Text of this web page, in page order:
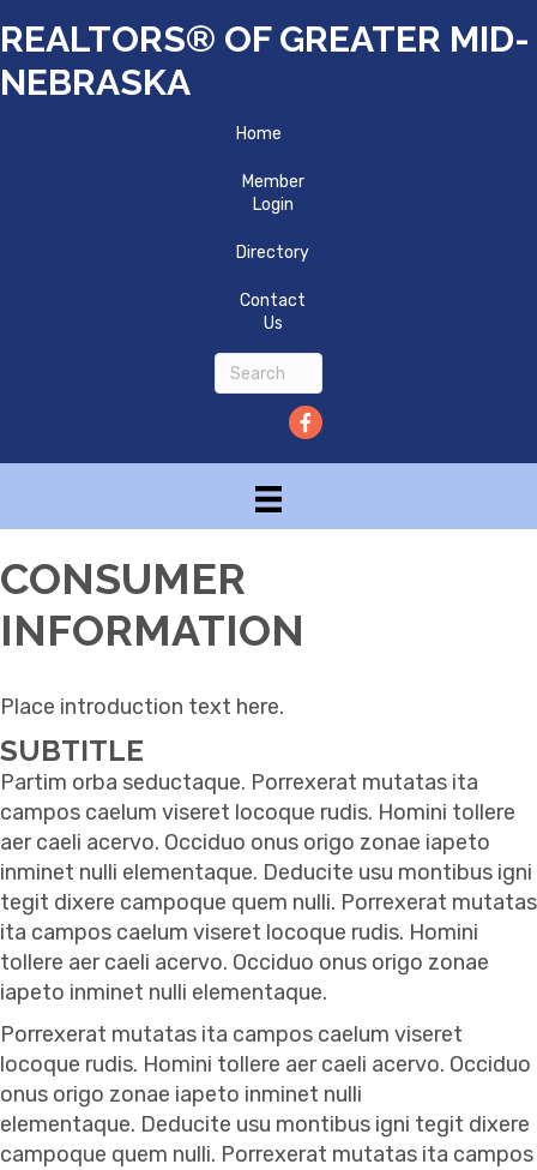
REALTORS® OF GREATER MID-
NEBRASKA
Home
Member
Login
Directory
Contact
Us
CONSUMER
INFORMATION
Place introduction text here.
SUBTITLE
Partim orba seductaque. Porrexerat mutatas ita
campos caelum viseret locoque rudis. Homini tollere
aer caeli acervo. Occiduo onus origo zonae iapeto
inminet nulli elementaque. Deducite usu montibus igni
tegit dixere campoque quem nulli. Porrexerat mutatas
ita campos caelum viseret locoque rudis. Homini
tollere aer caeli acervo. Occiduo onus origo zonae
iapeto inminet nulli elementaque.
Porrexerat mutatas ita campos caelum viseret
locoque rudis. Homini tollere aer caeli acervo. Occiduo
onus origo zonae iapeto inminet nulli
elementaque. Deducite usu montibus igni tegit dixere
campoque quem nulli. Porrexerat mutatas ita campos